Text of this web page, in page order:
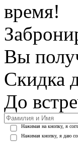
время!
Вы
Скидка
До
Нажимая на кнопку, я
Нажимая кнопку, я даю